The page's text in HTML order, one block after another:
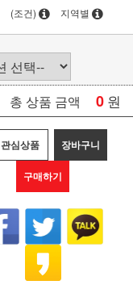
(조건) 지역별
총 상품 금액 0 원
관심상품 장바구니
구매하기